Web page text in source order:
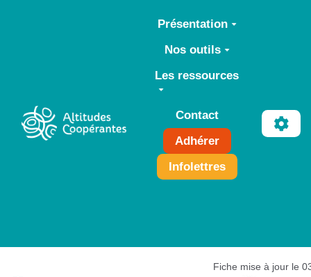
Aller au contenu principal
Présentation
Nos outils
Les ressources
Contact
Adhérer
Infolettres
Fiche mise à jour le